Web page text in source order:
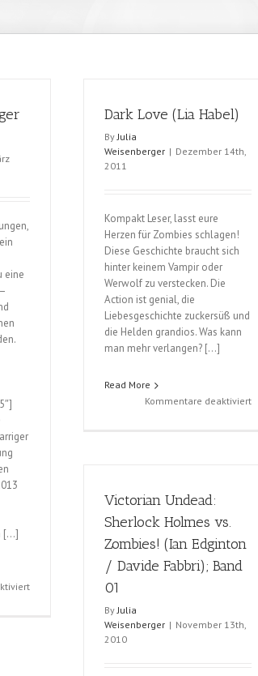
eine
[…]
für
Dark Love (Lia Habel)
By Julia
Weisenberger | Dezember 14th,
2011
Kompakt Leser, lasst eure
Herzen für Zombies schlagen!
Diese Geschichte braucht sich
hinter keinem Vampir oder
Werwolf zu verstecken. Die
Action ist genial, die
Liebesgeschichte zuckersüß und
die Helden grandios. Was kann
man mehr verlangen? […]
Read More
Kommentare deaktiviertfür
Victorian Undead:
Sherlock Holmes vs.
Zombies! (Ian Edginton
/ Davide Fabbri); Band
01
By Julia
Weisenberger | November 13th,
2010